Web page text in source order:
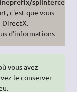
splintercell-
c'est que vous
DirectX.
d'informations
vous avez
le conserver